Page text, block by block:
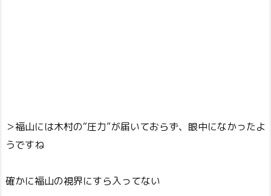
＞福山には木村の“圧力”が届いておらず、眼中になかったよ
うですね
確かに福山の視界にすら入ってない